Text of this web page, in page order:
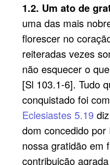
1.2. Um ato de
uma das mais
florescer no
reiteradas vezes
não esquecer o
[Sl 103.1-6]. Tudo
conquistado foi
Eclesiastes 5.19diz
dom concedido
nossa gratidão em
contribuição